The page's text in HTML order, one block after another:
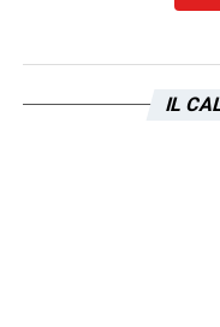
Dopo il lavoro
impegnati con le
IL